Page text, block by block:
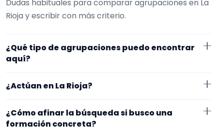
Dudas habituales para comparar agrupaciones en La
Rioja y escribir con más criterio.
¿Qué tipo de agrupaciones puedo encontrar
aquí?
restaurantes. Conviene comparar repertorio,
¿Actúan en La Rioja?
trabajan en La Rioja. Algunos son de la zona y otros se
¿Cómo afinar la búsqueda si busco una
formación concreta?